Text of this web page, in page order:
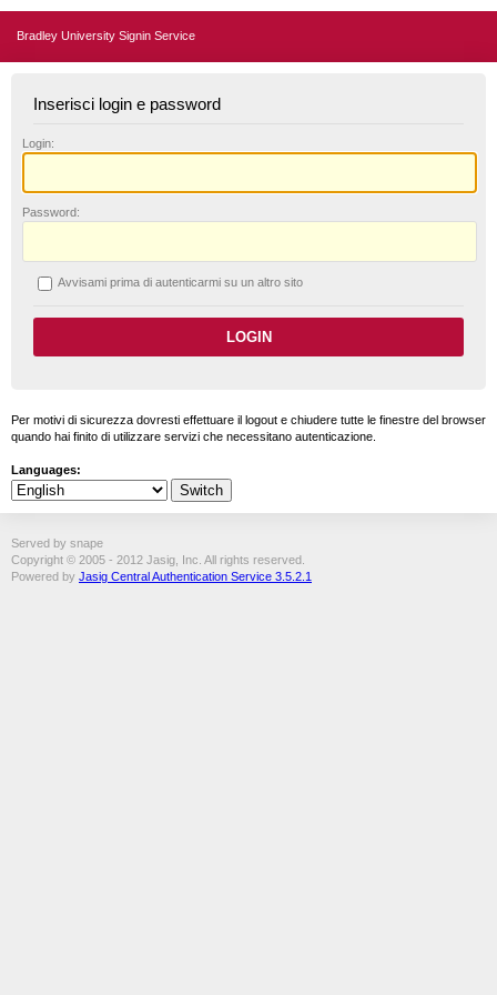
Bradley University Signin Service
Inserisci login e password
L ogin:
Password:
Avvisami prima di autenticarmi su un altro sito
Per motivi di sicurezza dovresti effettuare il logout e chiudere tutte le finestre del browser
quando hai finito di utilizzare servizi che necessitano autenticazione.
Languages:
Served by snape
Copyright © 2005 - 2012 Jasig, Inc. All rights reserved.
Powered by Jasig Central Authentication Service 3.5.2.1